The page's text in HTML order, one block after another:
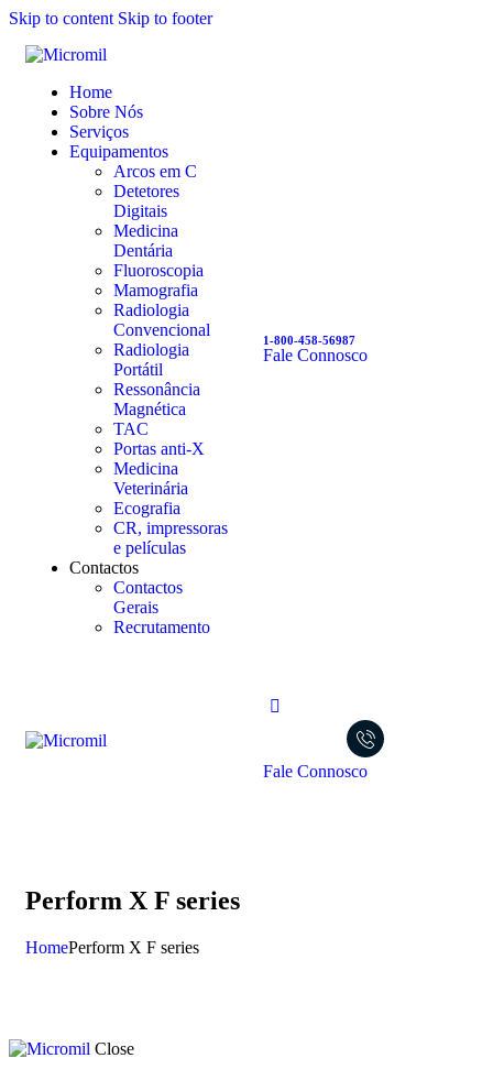
Skip to content Skip to footer
Home
Sobre Nós
Serviços
Equipamentos
Arcos em C
Detetores
Digitais
Medicina
Dentária
Fluoroscopia
Mamografia
Radiologia
Convencional
Radiologia
Portátil
Ressonância
Magnética
TAC
Portas anti-X
Medicina
Veterinária
Ecografia
CR, impressoras
e películas
Contactos
Contactos
Gerais
Recrutamento
1-800-458-56987
Fale Connosco
Fale Connosco
Perform X F series
HomePerform X F series
Close